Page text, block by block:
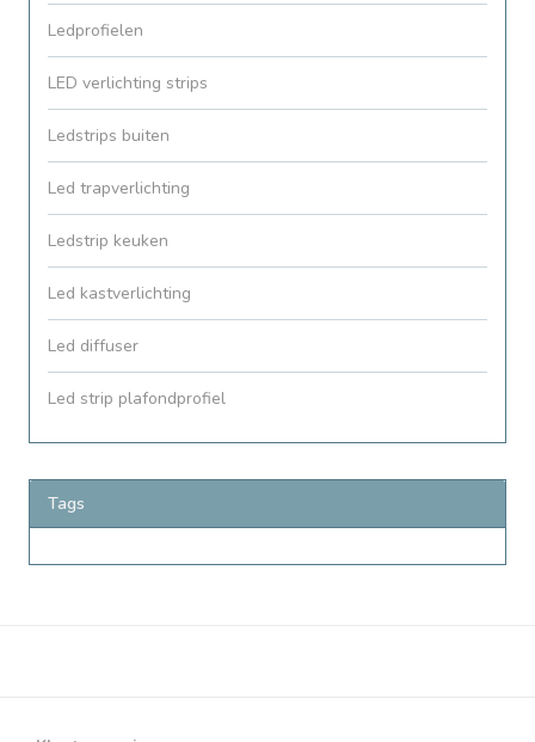
Ledprofielen
LED verlichting strips
Ledstrips buiten
Led trapverlichting
Ledstrip keuken
Led kastverlichting
Led diffuser
Led strip plafondprofiel
Tags